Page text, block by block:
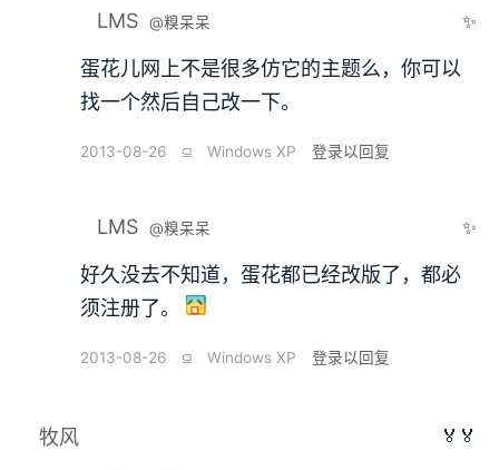
LMS @糗呆呆 ✨
蛋花儿网上不是很多仿它的主题么，你可以
找一个然后自己改一下。
2013-08-26 ⫑ Windows XP 登录以回复
LMS @糗呆呆 ✨
好久没去不知道，蛋花都已经改版了，都必
须注册了。
2013-08-26 ⫑ Windows XP 登录以回复
牧风 🏅🏅